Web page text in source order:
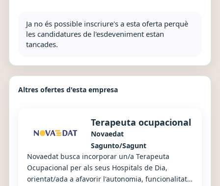
Ja no és possible inscriure's a esta oferta perquè
les candidatures de l'esdeveniment estan
tancades.
Altres ofertes d'esta empresa
Terapeuta ocupacional
Novaedat
Sagunto/Sagunt
Novaedat busca incorporar un/a Terapeuta
Ocupacional per als seus Hospitals de Dia,
orientat/ada a afavorir l'autonomia, funcionalitat i